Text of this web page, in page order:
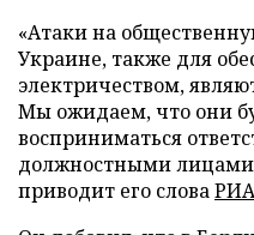
«Атаки на
Украине, также для
электричеством,
Мы ожидаем, что они
восприниматься
должностными лицами
приводит его слова